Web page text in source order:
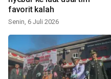
favorit kalah
Senin, 6 Juli 2026